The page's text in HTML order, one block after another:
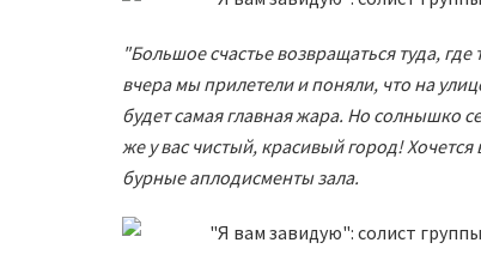
"Большое счастье возвращаться туда,
вчера мы прилетели и поняли, что на
будет самая главная жара. Но солнышко
же у вас чистый, красивый город!
бурные аплодисменты зала.